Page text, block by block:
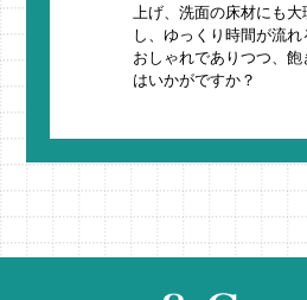
上げ、洗面の床材にも
し、ゆっくり時間が流れ
おしゃれでありつつ、
はいかがですか？